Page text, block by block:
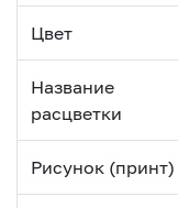
Цвет
Название
расцветки
Рисунок (принт)